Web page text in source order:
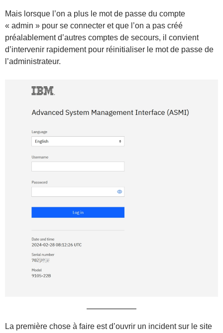
Mais lorsque l’on a plus le mot de passe du compte
« admin » pour se connecter et que l’on a pas créé
préalablement d’autres comptes de secours, il convient
d’intervenir rapidement pour réinitialiser le mot de passe de
l’administrateur.
La première chose à faire est d’ouvrir un incident sur le site